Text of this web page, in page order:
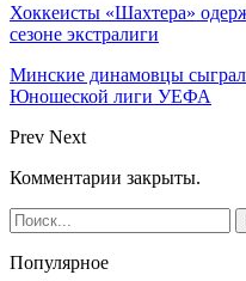
Хоккеисты «Шахтера»
сезоне экстралиги
Минские динамовцы
Юношеской лиги УЕФА
Prev Next
Комментарии закрыты.
Популярное